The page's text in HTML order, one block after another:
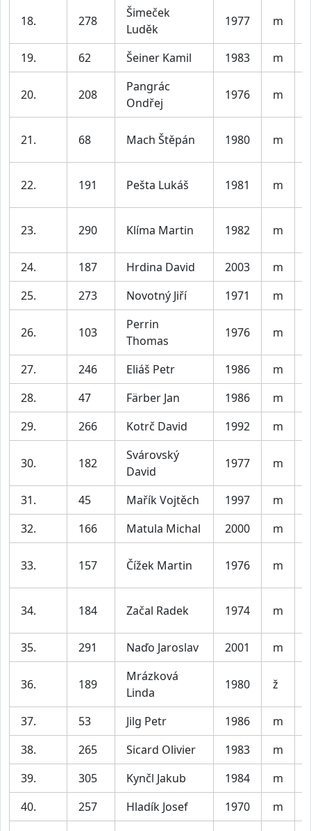
18. 278
Šimeček
Luděk
1977 m
19.
62 Šeiner Kamil 1983 m
20. 208
Pangrác
Ondřej
1976 m
21. 68 Mach Štěpán 1980 m
22. 191 Pešta Lukáš 1981 m
23. 290 Klíma Martin 1982 m
24.
187 Hrdina David 2003 m
25.
273 Novotný Jiří 1971 m
26. 103
Perrin
Thomas
1976 m
27.
246 Eliáš Petr 1986 m
28.
47 Färber Jan 1986 m
29.
266 Kotrč David 1992 m
30. 182
Svárovský
David
1977 m
31.
45 Mařík Vojtěch 1997 m
32.
166 Matula Michal 2000 m
33. 157 Čížek Martin 1976 m
34. 184 Začal Radek 1974 m
35.
291 Naďo Jaroslav 2001 m
36. 189
Mrázková
Linda
1980 ž
37.
53 Jilg Petr 1986 m
38.
265 Sicard Olivier 1983 m
39.
305 Kynčl Jakub 1984 m
40.
257 Hladík Josef 1970 m